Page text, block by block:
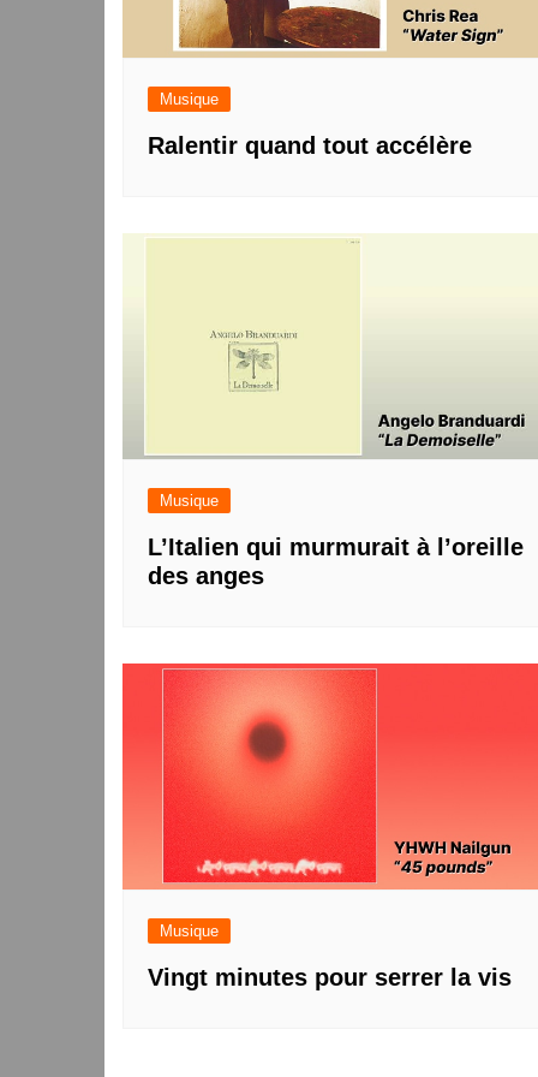
Musique
Ralentir quand tout accélère
Musique
L’Italien qui murmurait à l’oreille
des anges
Musique
Vingt minutes pour serrer la vis